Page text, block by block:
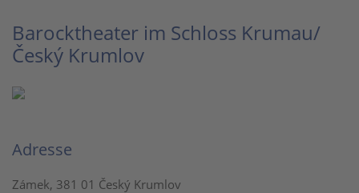
Barocktheater im Schloss Krumau/
Český Krumlov
Adresse
Zámek, 381 01 Český Krumlov